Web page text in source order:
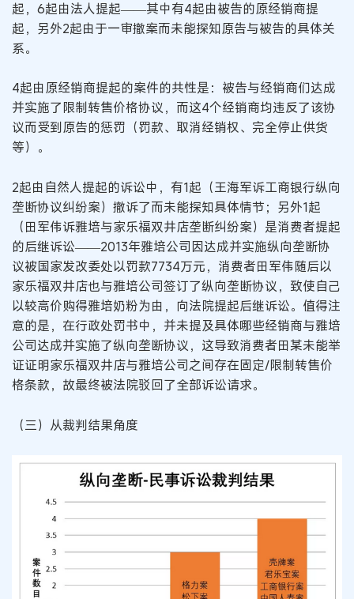
起，6起由法人提起——其中有4起由被告的原经销商提
起，另外2起由于一审撤案而未能探知原告与被告的具体关
系。
4起由原经销商提起的案件的共性是：被告与经销商们达成
并实施了限制转售价格协议，而这4个经销商均违反了该协
议而受到原告的惩罚（罚款、取消经销权、完全停止供货
等）。
2起由自然人提起的诉讼中，有1起（王海军诉工商银行纵向
垄断协议纠纷案）撤诉了而未能探知具体情节；另外1起
（田军伟诉雅培与家乐福双井店垄断纠纷案）是消费者提起
的后继诉讼——2013年雅培公司因达成并实施纵向垄断协
议被国家发改委处以罚款7734万元，消费者田军伟随后以
家乐福双井店也与雅培公司签订了纵向垄断协议，致使自己
以较高价购得雅培奶粉为由，向法院提起后继诉讼。值得注
意的是，在行政处罚书中，并未提及具体哪些经销商与雅培
公司达成并实施了纵向垄断协议，这导致消费者田某未能举
证证明家乐福双井店与雅培公司之间存在固定/限制转售价
格条款，故最终被法院驳回了全部诉讼请求。
（三）从裁判结果角度